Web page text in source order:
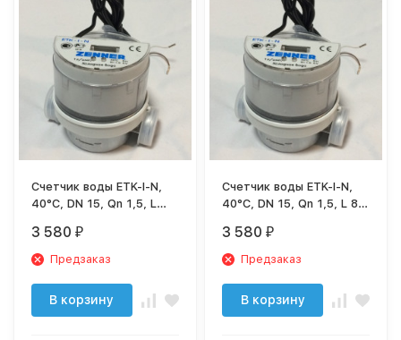
Счетчик воды ETK-I-N,
40°C, DN 15, Qn 1,5, L
роликов, с имп.
(1L/Imp.), без присоед.
3 580 ₽
Предзаказ
В корзину
Счетчик воды ETK-I-N,
40°C, DN 15, Qn 1,5, L 80
с имп. (1L/Imp.), без
присоед.
3 580 ₽
Предзаказ
В корзину